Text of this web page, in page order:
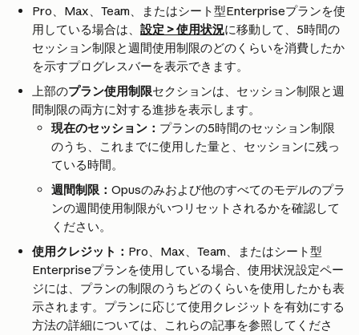
Pro、Max、Team、またはシート型Enterpriseプランを使
用している場合は、 設定 > 使用状況に移動して、5時間の
セッション制限と週間使用制限のどのくらいを消費したか
を示すプログレスバーを表示できます。
上部のプラン使用制限セクションは、セッション制限と週
間制限の両方に対する進捗を表示します。
現在のセッション： プランの5時間のセッション制限
のうち、これまでに使用した量と、セッションに残っ
ている時間。
週間制限： Opusのみおよび他のすべてのモデルのプラ
ンの週間使用制限がいつリセットされるかを確認して
ください。
使用クレジット： Pro、Max、Team、またはシート型
Enterpriseプランを使用している場合、使用状況設定ペー
ジには、プランの制限のうちどのくらいを使用したかも表
示されます。プランに応じて使用クレジットを有効にする
方法の詳細については、これらの記事を参照してくださ